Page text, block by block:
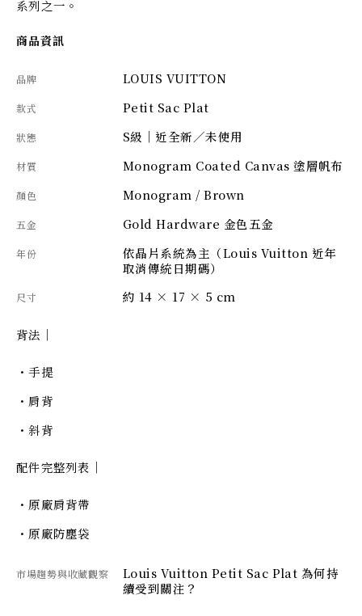
系列之一。
商品資訊
品牌 LOUIS VUITTON
款式 Petit Sac Plat
狀態 S級｜近全新／未使用
材質 Monogram Coated Canvas 塗層帆布
顏色 Monogram / Brown
五金 Gold Hardware 金色五金
年份
依晶片系統為主（Louis Vuitton 近年
取消傳統日期碼）
尺寸 約 14 × 17 × 5 cm
背法｜
・手提
・肩背
・斜背
配件完整列表｜
・原廠肩背帶
・原廠防塵袋
市場趨勢與收藏觀察
Louis Vuitton Petit Sac Plat 為何持
續受到關注？